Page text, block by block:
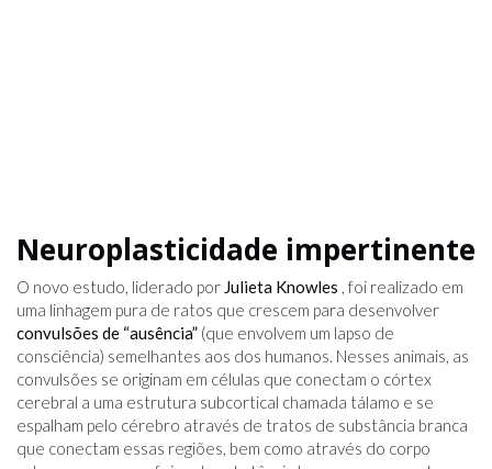
Neuroplasticidade impertinente
O novo estudo, liderado por Julieta Knowles , foi realizado em
uma linhagem pura de ratos que crescem para desenvolver
convulsões de “ausência” (que envolvem um lapso de
consciência) semelhantes aos dos humanos. Nesses animais, as
convulsões se originam em células que conectam o córtex
cerebral a uma estrutura subcortical chamada tálamo e se
espalham pelo cérebro através de tratos de substância branca
que conectam essas regiões, bem como através do corpo